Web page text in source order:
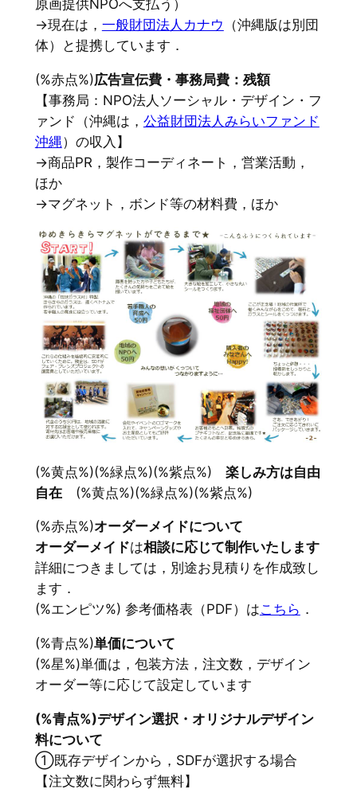
原画提供NPOへ支払う）
→現在は， 一般財団法人カナウ （沖縄版は別団
体）と提携しています．
(%赤点%)広告宣伝費・事務局費：残額
【事務局：NPO法人ソーシャル・デザイン・フ
ァンド（沖縄は， 公益財団法人みらいファンド
沖縄）の収入】
→商品PR，製作コーディネート，営業活動，
ほか
→マグネット，ボンド等の材料費，ほか
(%黄点%)(%緑点%)(%紫点%) 楽しみ方は自由
自在(%黄点%)(%緑点%)(%紫点%)
(%赤点%)オーダーメイドについて
オーダーメイドは相談に応じて制作いたします
詳細につきましては，別途お見積りを作成致し
ます．
(%エンピツ%) 参考価格表（PDF）はこちら ．
(%青点%)単価について
(%星%)単価は，包装方法，注文数，デザイン
オーダー等に応じて設定しています
(%青点%)デザイン選択・オリジナルデザイン
料について
①既存デザインから，SDFが選択する場合
【注文数に関わらず無料】